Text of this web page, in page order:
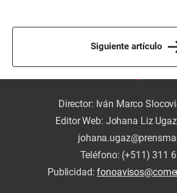
Siguiente artículo
Director: Iván Marco
Editor Web: Johana Liz
Teléfono: (+511) 311
Publicidad: